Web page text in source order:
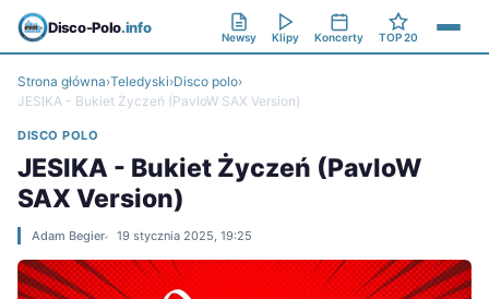
Disco-Polo.info
Newsy Klipy Koncerty TOP 20
Strona główna›Teledyski›Disco polo›
JESIKA - Bukiet Życzeń (PavloW SAX Version)
DISCO POLO
JESIKA - Bukiet Życzeń (PavloW
SAX Version)
Adam Begier 19 stycznia 2025, 19:25